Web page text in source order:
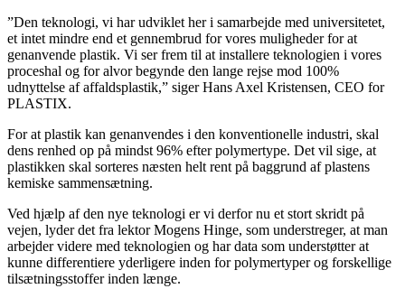
”Den teknologi, vi har udviklet her i samarbejde med universitetet,
et intet mindre end et gennembrud for vores muligheder for at
genanvende plastik. Vi ser frem til at installere teknologien i vores
proceshal og for alvor begynde den lange rejse mod 100%
udnyttelse af affaldsplastik,” siger Hans Axel Kristensen, CEO for
PLASTIX.
For at plastik kan genanvendes i den konventionelle industri, skal
dens renhed op på mindst 96% efter polymertype. Det vil sige, at
plastikken skal sorteres næsten helt rent på baggrund af plastens
kemiske sammensætning.
Ved hjælp af den nye teknologi er vi derfor nu et stort skridt på
vejen, lyder det fra lektor Mogens Hinge, som understreger, at man
arbejder videre med teknologien og har data som understøtter at
kunne differentiere yderligere inden for polymertyper og forskellige
tilsætningsstoffer inden længe.